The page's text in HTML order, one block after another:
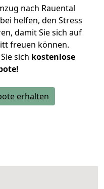
nach Rauental
helfen, den Stress
damit Sie sich auf
freuen können.
sich kostenlose
erhalten